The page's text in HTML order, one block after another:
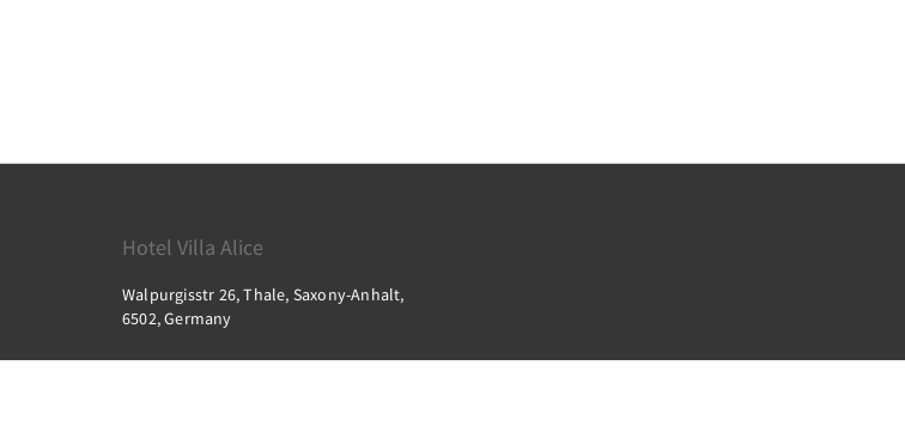
Hotel Villa Alice
Walpurgisstr 26, Thale, Saxony-Anhalt,
6502, Germany